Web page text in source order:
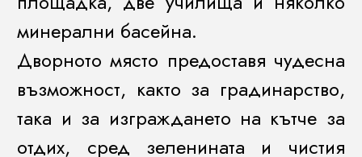
минерални басейна.
Дворното място предоставя чудесна
възможност, както за градинарство,
така и за изграждането на кътче за
отдих, сред зеленината и чистия